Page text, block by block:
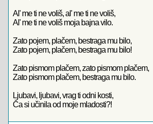
Al' me ti ne voliš, al' me ti ne voliš,
Al' me ti ne voliš moja bajna vilo.
Zato pojem, plačem, bestraga mu bilo,
Zato pojem, plačem, bestraga mu bilo!
Zato pismom plačem, zato pismom plačem,
Zato pismom plačem, bestraga mu bilo.
Ljubavi, ljubavi, vrag ti odni kosti,
Ča si učinila od moje mladosti?!